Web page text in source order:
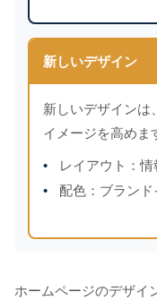
新しいデザイン
新しいデザインは
イメージを高めま
レイアウト：
配色：ブラン
ホームページのデザイ